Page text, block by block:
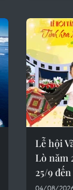
Lễ hội
Lò năm
25/9
04/08/2026